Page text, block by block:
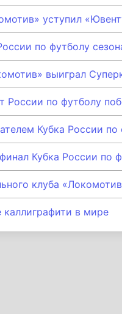
уступил
по футболу
выиграл
России по футболу
Кубка России по
Кубка России по
клуба
в мире